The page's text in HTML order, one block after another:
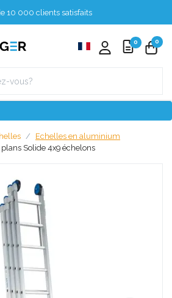
10 000 clients satisfaits
0 0
Echelles en aluminium
Solide 4x9 échelons